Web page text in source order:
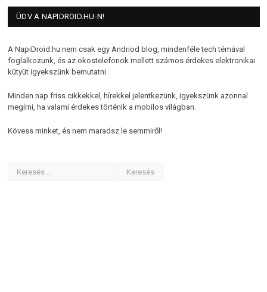
ÜDV A NAPIDROID.HU-N!
A NapiDroid.hu nem csak egy Andriod blog, mindenféle tech témával
foglalkozunk, és az okostelefonok mellett számos érdekes elektronikai
kütyüt igyekszünk bemutatni.
Minden nap friss cikkekkel, hírekkel jelentkezünk, igyekszünk azonnal
megírni, ha valami érdekes történik a mobilos világban.
Kövess minket, és nem maradsz le semmiről!